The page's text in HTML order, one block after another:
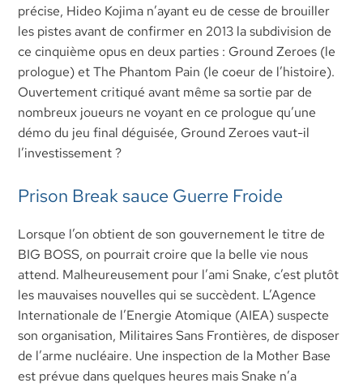
précise, Hideo Kojima n’ayant eu de cesse de brouiller
les pistes avant de confirmer en 2013 la subdivision de
ce cinquième opus en deux parties : Ground Zeroes (le
prologue) et The Phantom Pain (le coeur de l’histoire).
Ouvertement critiqué avant même sa sortie par de
nombreux joueurs ne voyant en ce prologue qu’une
démo du jeu final déguisée, Ground Zeroes vaut-il
l’investissement ?
Prison Break sauce Guerre Froide
Lorsque l’on obtient de son gouvernement le titre de
BIG BOSS, on pourrait croire que la belle vie nous
attend. Malheureusement pour l’ami Snake, c’est plutôt
les mauvaises nouvelles qui se succèdent. L’Agence
Internationale de l’Energie Atomique (AIEA) suspecte
son organisation, Militaires Sans Frontières, de disposer
de l’arme nucléaire. Une inspection de la Mother Base
est prévue dans quelques heures mais Snake n’a